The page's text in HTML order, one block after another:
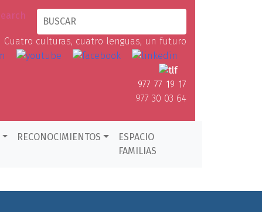
Cuatro culturas, cuatro lenguas, un futuro
977 77 19 17
977 30 03 64
RECONOCIMIENTOS
ESPACIO
FAMILIAS